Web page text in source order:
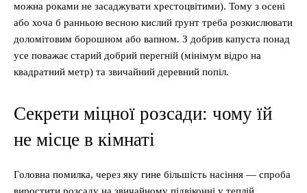
можна роками не засаджувати хрестоцвітими). Тому з осені
або хоча б ранньою весною кислий ґрунт треба розкислювати
доломітовим борошном або вапном. З добрив капуста понад
усе поважає старий добрий перегній (мінімум відро на
квадратний метр) та звичайний деревний попіл.
Секрети міцної розсади: чому їй
не місце в кімнаті
Головна помилка, через яку гине більшість насіння — спроба